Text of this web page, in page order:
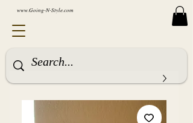
www.Going-N-Style.com